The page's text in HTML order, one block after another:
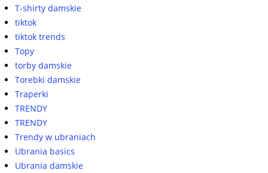
T-shirty damskie
tiktok
tiktok trends
Topy
torby damskie
Torebki damskie
Traperki
TRENDY
TRENDY
Trendy w ubraniach
Ubrania basics
Ubrania damskie